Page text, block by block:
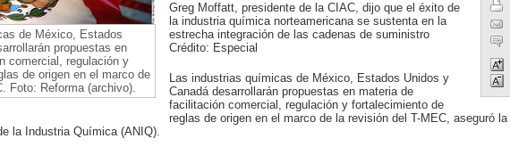
de México, Estados
propuestas en
comercial, regulación y
de origen en el marco de
Foto: Reforma (archivo).
Greg Moffatt, presidente de la CIAC, dijo que el éxito de
la industria química norteamericana se sustenta en la
estrecha integración de las cadenas de suministro
Crédito: Especial
Las industrias químicas de México, Estados Unidos y
Canadá desarrollarán propuestas en materia de
facilitación comercial, regulación y fortalecimiento de
reglas de origen en el marco de la revisión del T-MEC, aseguró la
la Industria Química (ANIQ).